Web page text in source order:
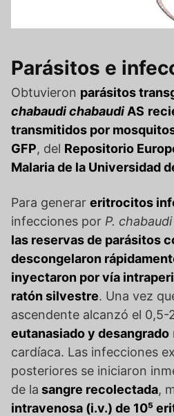
Parásitos e
Obtuvieron parásitos
chabaudi chabaudi AS
transmitidos por
GFP, del Repositorio
Malaria de la Universidad
Para generar eritrocitos
infecciones por P. chabaudi
las reservas de parásitos
descongelaron
inyectaron por vía
ratón silvestre. Una vez
ascendente alcanzó el 0,5-
eutanasiado y desangrado
cardíaca. Las infecciones
posteriores se iniciaron
de la sangre recolectada,
intravenosa (i.v.) de 10⁵